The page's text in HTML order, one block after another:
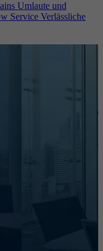
Umlaute und
Service Verlässliche